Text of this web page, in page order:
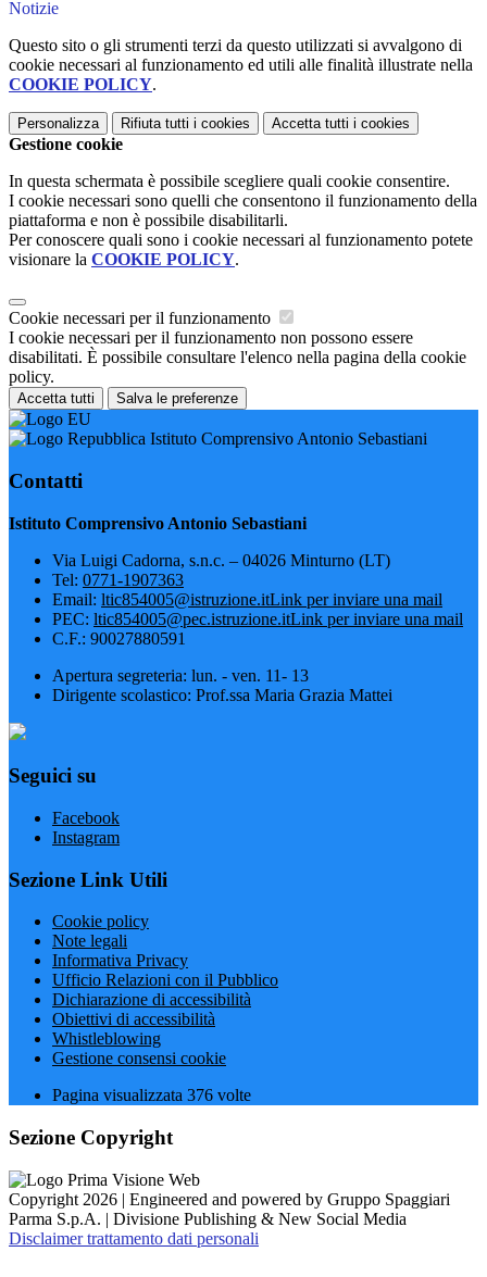
Notizie
Questo sito o gli strumenti terzi da questo utilizzati si avvalgono di
cookie necessari al funzionamento ed utili alle finalità illustrate nella
COOKIE POLICY.
Personalizza Rifiuta tutti i cookies Accetta tutti i cookies
Gestione cookie
In questa schermata è possibile scegliere quali cookie consentire.
I cookie necessari sono quelli che consentono il funzionamento della
piattaforma e non è possibile disabilitarli.
Per conoscere quali sono i cookie necessari al funzionamento potete
visionare la COOKIE POLICY.
Cookie necessari per il funzionamento
I cookie necessari per il funzionamento non possono essere
disabilitati. È possibile consultare l'elenco nella pagina della cookie
policy.
Accetta tutti Salva le preferenze
Istituto Comprensivo Antonio Sebastiani
Contatti
Istituto Comprensivo Antonio Sebastiani
Via Luigi Cadorna, s.n.c. – 04026 Minturno (LT)
Tel: 0771-1907363
Email: ltic854005@istruzione.itLink per inviare una mail
PEC: ltic854005@pec.istruzione.itLink per inviare una mail
C.F.: 90027880591
Apertura segreteria: lun. - ven. 11- 13
Dirigente scolastico: Prof.ssa Maria Grazia Mattei
Seguici su
Facebook
Instagram
Sezione Link Utili
Cookie policy
Note legali
Informativa Privacy
Ufficio Relazioni con il Pubblico
Dichiarazione di accessibilità
Obiettivi di accessibilità
Whistleblowing
Gestione consensi cookie
Pagina visualizzata 376 volte
Sezione Copyright
Copyright 2026 | Engineered and powered by Gruppo Spaggiari
Parma S.p.A. | Divisione Publishing & New Social Media
Disclaimer trattamento dati personali